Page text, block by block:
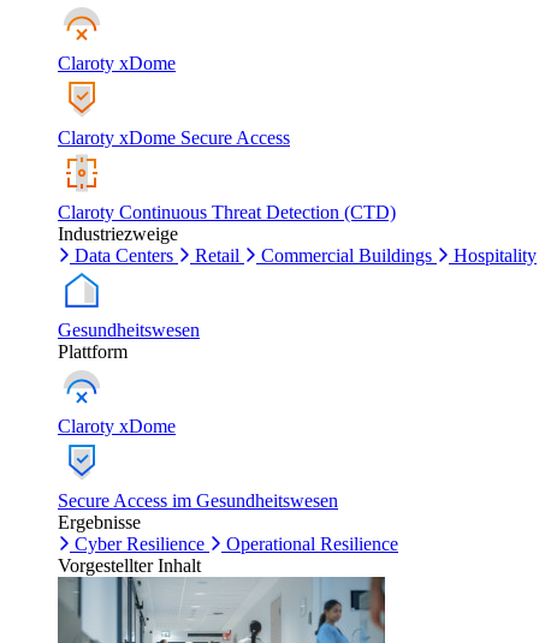
Claroty xDome
Claroty xDome Secure Access
Claroty Continuous Threat Detection (CTD)
Industriezweige
Data Centers
Retail Commercial Buildings Hospitality
Gesundheitswesen
Plattform
Claroty xDome
Secure Access im Gesundheitswesen
Ergebnisse
Cyber Resilience
Operational Resilience
Vorgestellter Inhalt